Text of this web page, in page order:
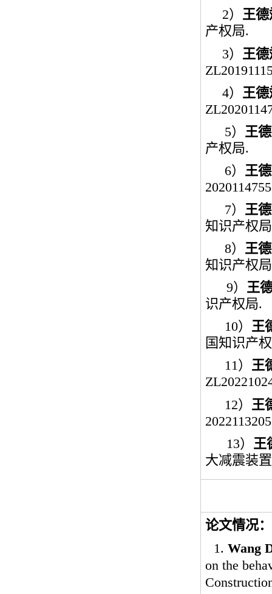
2） 王德
产权局.
3） 王德
4） 王德
5） 王
产权局.
6） 王
7） 王
知识产权局
8） 王
知识产权局
9） 王
识产权局.
10） 王
国知识产
11） 王
12） 王
13） 王
大减震装
论文情况：
1. Wang
on the